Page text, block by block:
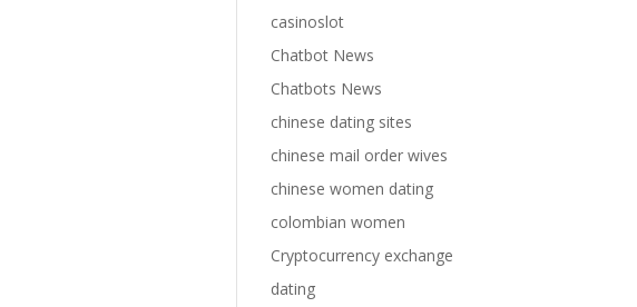
casinoslot
Chatbot News
Chatbots News
chinese dating sites
chinese mail order wives
chinese women dating
colombian women
Cryptocurrency exchange
dating